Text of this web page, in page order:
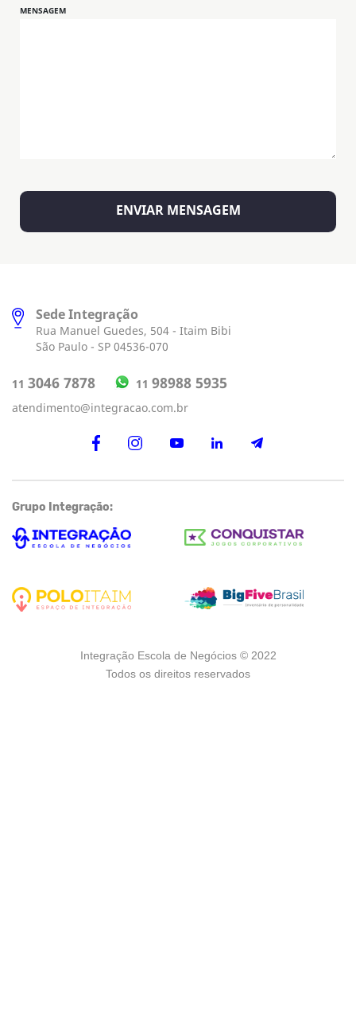
MENSAGEM
Sede Integração
Rua Manuel Guedes, 504 - Itaim Bibi
São Paulo - SP 04536-070
11 3046 7878 11 98988 5935
atendimento@integracao.com.br
Grupo Integração:
Integração Escola de Negócios © 2022
Todos os direitos reservados